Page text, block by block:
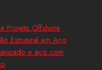
Projeto Offshore
Estrutural em Aço
e aço com